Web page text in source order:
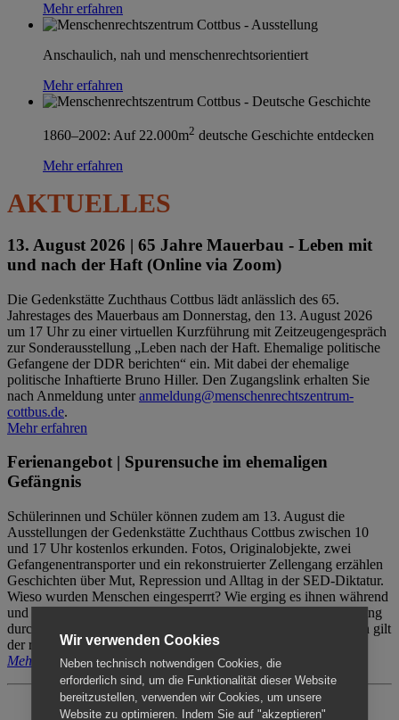
Mehr erfahren
Anschaulich, nah und menschenrechtsorientiert
Mehr erfahren
1860–2002: Auf 22.000m2 deutsche Geschichte entdecken
Mehr erfahren
AKTUELLES
13. August 2026 | 65 Jahre Mauerbau - Leben mit
und nach der Haft (Online via Zoom)
Die Gedenkstätte Zuchthaus Cottbus lädt anlässlich des 65.
Jahrestages des Mauerbaus am Donnerstag, den 13. August 2026
um 17 Uhr zu einer virtuellen Kurzführung mit Zeitzeugengespräch
zur Sonderausstellung „Leben nach der Haft. Ehemalige politische
Gefangene der DDR berichten“ ein. Mit dabei der ehemalige
politische Inhaftierte Bruno Hiller. Den Zugangslink erhalten Sie
nach Anmeldung unteranmeldung@menschenrechtszentrum-
cottbus.de.
Mehr erfahren
Ferienangebot | Spurensuche im ehemaligen
Gefängnis
Schülerinnen und Schüler können zudem am 13. August die
Ausstellungen der Gedenkstätte Zuchthaus Cottbus zwischen 10
und 17 Uhr kostenlos erkunden. Fotos, Originalobjekte, zwei
Gefangenentransporter und ein rekonstruierter Zellengang erzählen
Geschichten über Mut, Repression und Alltag in der SED-Diktatur.
Wieso wurden Menschen eingesperrt? Wie erging es ihnen während
und nach der Haft? Der Besuch erfolgt individuell ohne Betreuung
durch das Menschenrechtszentrum Cottbus. Für Begleitpersonen gilt
der reguläre Eintritt (8€ / ermäßigt 5€).
Mehr erfahren
Wir verwenden Cookies
Neben technisch notwendigen Cookies, die
erforderlich sind, um die Funktionalität dieser Website
bereitzustellen, verwenden wir Cookies, um unsere
Website zu optimieren. Indem Sie auf "akzeptieren"